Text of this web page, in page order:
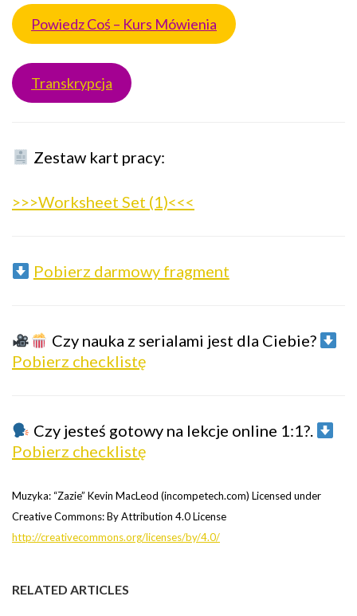
Powiedz Coś – Kurs Mówienia
Transkrypcja
Zestaw kart pracy:
>>>Worksheet Set (1)<<<
Pobierz darmowy fragment
Czy nauka z serialami jest dla Ciebie?
Pobierz checklistę
Czy jesteś gotowy na lekcje online 1:1?.
Pobierz checklistę
Muzyka: “Zazie” Kevin MacLeod (incompetech.com) Licensed under
Creative Commons: By Attribution 4.0 License
http://creativecommons.org/licenses/by/4.0/
RELATED ARTICLES